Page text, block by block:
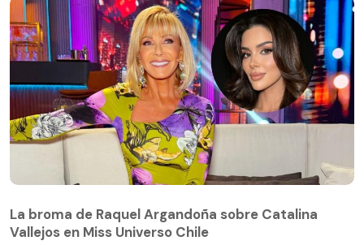
La broma de Raquel Argandoña sobre Catalina
Vallejos en Miss Universo Chile